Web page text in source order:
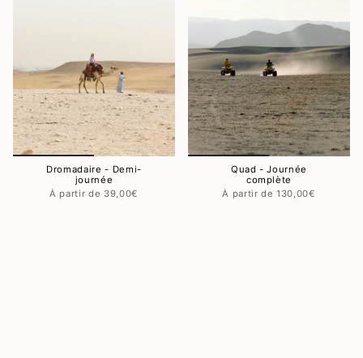
Dromadaire - Demi-
journée
39,00€
Quad - Journée
complète
130,00€